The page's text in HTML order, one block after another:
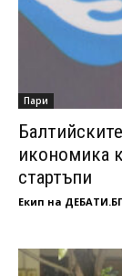
Пари
икономика
стартъпи
Екип на ДЕБАТИ.БГ